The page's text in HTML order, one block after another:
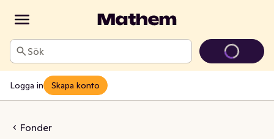
Sök
Logga in Skapa konto
Fonder
4x28g